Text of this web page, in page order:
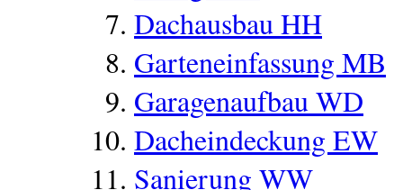
Dachausbau HH
Garteneinfassung MB
Garagenaufbau WD
Dacheindeckung EW
Sanierung WW